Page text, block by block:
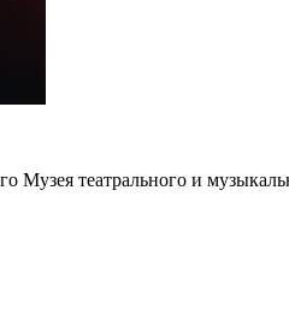
Музея театрального и